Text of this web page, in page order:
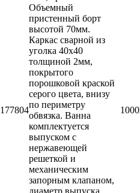
177804
Объемный
пристенный борт
высотой 70мм.
Каркас сварной из
уголка 40х40
толщиной 2мм,
покрытого
порошковой краской
серого цвета, внизу
по периметру
обвязка. Ванна
комплектуется
выпуском с
нержавеющей
решеткой и
механическим
запорным клапаном,